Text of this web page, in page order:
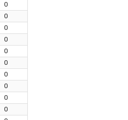
0
0
0
0
0
0
0
0
0
0